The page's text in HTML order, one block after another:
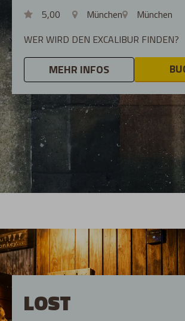
5,00 München
München
WER WIRD DEN EXCALIBUR FINDEN?
MEHR INFOS
LOST